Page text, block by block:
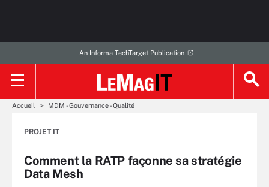
An Informa TechTarget Publication
Accueil MDM - Gouvernance - Qualité
PROJET IT
Comment la RATP façonne sa stratégie
Data Mesh